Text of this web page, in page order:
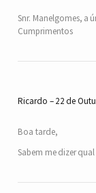
Snr. Manelgomes, a
Cumprimentos
Ricardo 22 de
Boa tarde,
Sabem me dizer